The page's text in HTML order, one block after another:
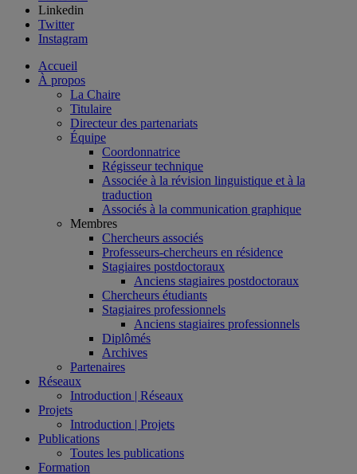
Linkedin
Twitter
Instagram
Accueil
À propos
La Chaire
Titulaire
Directeur des partenariats
Équipe
Coordonnatrice
Régisseur technique
Associée à la révision linguistique et à la
traduction
Associés à la communication graphique
Membres
Chercheurs associés
Professeurs-chercheurs en résidence
Stagiaires postdoctoraux
Anciens stagiaires postdoctoraux
Chercheurs étudiants
Stagiaires professionnels
Anciens stagiaires professionnels
Diplômés
Archives
Partenaires
Réseaux
Introduction | Réseaux
Projets
Introduction | Projets
Publications
Toutes les publications
Formation